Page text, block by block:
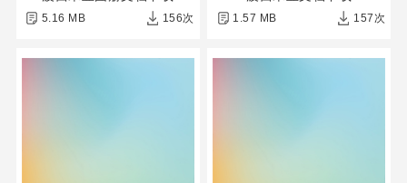
5.16 MB 156次 1.57 MB 157次